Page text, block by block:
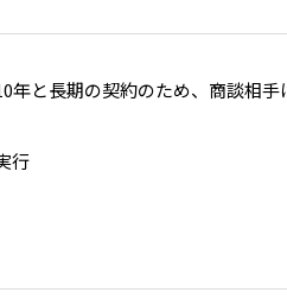
年と長期の契約のため、商談相手
行